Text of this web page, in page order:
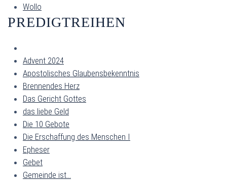
Wollo
PREDIGTREIHEN
Advent 2024
Apostolisches Glaubensbekenntnis
Brennendes Herz
Das Gericht Gottes
das liebe Geld
Die 10 Gebote
Die Erschaffung des Menschen I
Epheser
Gebet
Gemeinde ist...